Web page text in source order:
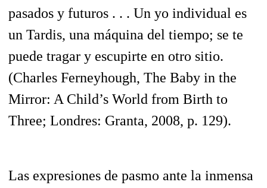
pasados y futuros . . . Un yo individual es
un Tardis, una máquina del tiempo; se te
puede tragar y escupirte en otro sitio.
(Charles Ferneyhough, The Baby in the
Mirror: A Child’s World from Birth to
Three; Londres: Granta, 2008, p. 129).
Las expresiones de pasmo ante la inmensa